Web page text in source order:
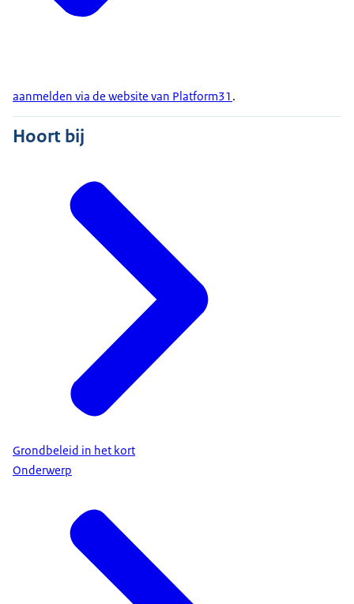
aanmelden via de website van Platform31 .
Hoort bij
Grondbeleid in het kort
Onderwerp